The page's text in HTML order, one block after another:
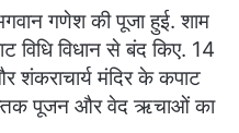
गणेश की पूजा हुई. शाम
विधि विधान से बंद किए. 14
शंकराचार्य मंदिर के कपाट
पूजन और वेद ऋचाओं का